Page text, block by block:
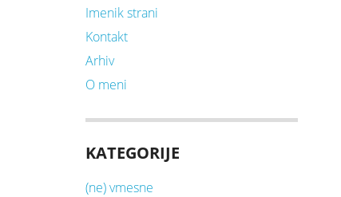
Imenik strani
Kontakt
Arhiv
O meni
KATEGORIJE
(ne) vmesne